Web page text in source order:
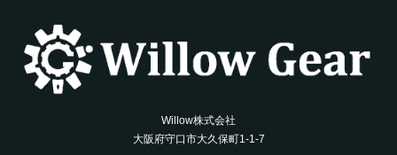
Willow株式会社
大阪府守口市大久保町1-1-7